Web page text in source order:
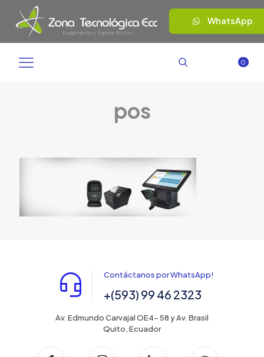
WhatsApp
0
pos
Contáctanos por WhatsApp!
+(593) 99 46 2323
Av. Edmundo Carvajal OE4- 58 y Av. Brasil
Quito, Ecuador